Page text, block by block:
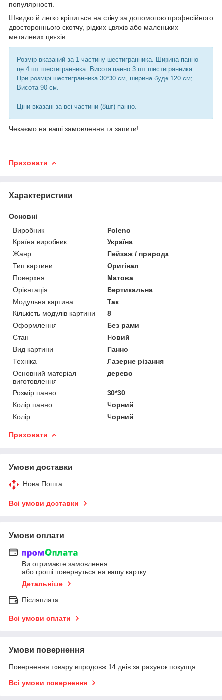
популярності.
Швидко й легко кріпиться на стіну за допомогою професійного
двостороннього скотчу, рідких цвяхів або маленьких
металевих цвяхів.
Розмір вказаний за 1 частину шестигранника.
Ширина панно
це 4 шт шестигранника.
Висота панно 3 шт шестигранника.
При розмірі шестигранника 30*30 см, ширина буде 120 см;
Висота 90 см.
Ціни вказані за всі частини (8шт) панно.
Чекаємо на ваші замовлення та запити!
Приховати
Характеристики
Основні
Виробник
Poleno
Країна виробник
Україна
Жанр
Пейзаж / природа
Тип картини
Оригінал
Поверхня
Матова
Орієнтація
Вертикальна
Модульна картина
Так
Кількість модулів картини
8
Оформлення
Без рами
Стан
Новий
Вид картини
Панно
Техніка
Лазерне різання
Основний матеріал
виготовлення
дерево
Розмір панно
30*30
Колір панно
Чорний
Колір
Чорний
Приховати
Умови доставки
Нова Пошта
Всі умови доставки
Умови оплати
Ви отримаєте замовлення
або гроші повернуться на вашу картку
Детальніше
Післяплата
Всі умови оплати
Умови повернення
Повернення товару впродовж 14 днів за рахунок покупця
Всі умови повернення